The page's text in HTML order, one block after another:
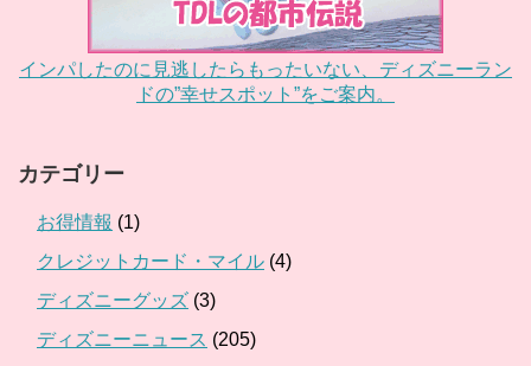
インパしたのに見逃したらもったいない、ディズニーラン
ドの”幸せスポット”をご案内。
カテゴリー
お得情報 (1)
クレジットカード・マイル (4)
ディズニーグッズ (3)
ディズニーニュース (205)